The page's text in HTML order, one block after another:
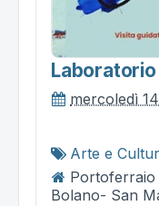
mercoledì
Arte e
Bolano- San